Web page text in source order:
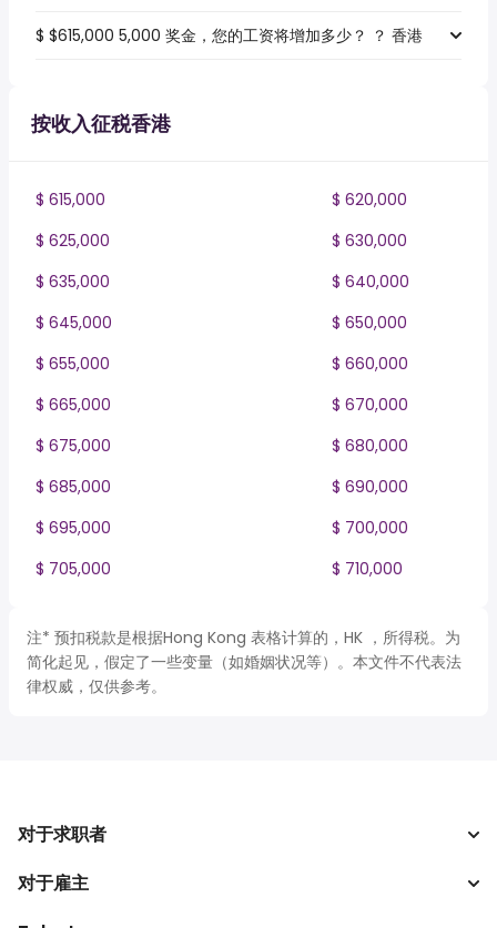
$ $615,000 5,000 奖金，您的工资将增加多少？ ？ 香港
按收入征税香港
$ 615,000
$ 620,000
$ 625,000
$ 630,000
$ 635,000
$ 640,000
$ 645,000
$ 650,000
$ 655,000
$ 660,000
$ 665,000
$ 670,000
$ 675,000
$ 680,000
$ 685,000
$ 690,000
$ 695,000
$ 700,000
$ 705,000
$ 710,000
注* 预扣税款是根据Hong Kong 表格计算的，HK ，所得税。为
简化起见，假定了一些变量（如婚姻状况等）。本文件不代表法
律权威，仅供参考。
对于求职者
搜索工作
对于雇主